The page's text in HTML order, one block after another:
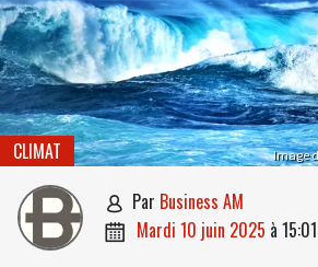
Image
CLIMAT
 par Business AM
 mardi 10 juin 2025 à 15:01